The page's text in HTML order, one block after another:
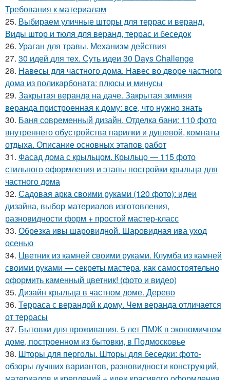
Требования к материалам
25. Выбираем уличные шторы для террас и веранд.
Виды штор и тюля для веранд, террас и беседок
26. Ураган для травы. Механизм действия
27. 30 идей для тех. Суть идеи 30 Days Challenge
28. Навесы для частного дома. Навес во дворе частного
дома из поликарбоната: плюсы и минусы
29. Закрытая веранда на даче. Закрытая зимняя
веранда пристроенная к дому: все, что нужно знать
30. Баня современный дизайн. Отделка бани: 110 фото
внутреннего обустройства парилки и душевой, комнаты
отдыха. Описание основных этапов работ
31. Фасад дома с крыльцом. Крыльцо — 115 фото
стильного оформления и этапы постройки крыльца для
частного дома
32. Садовая арка своими руками (120 фото): идеи
дизайна, выбор материалов изготовления,
разновидности форм + простой мастер-класс
33. Обрезка ивы шаровидной. Шаровидная ива уход
осенью
34. Цветник из камней своими руками. Клумба из камней
своими руками — секреты мастера, как самостоятельно
оформить каменный цветник! (фото и видео)
35. Дизайн крыльца в частном доме. Дерево
36. Терраса с верандой к дому. Чем веранда отличается
от террасы
37. Бытовки для проживания. 5 лет ПМЖ в экономичном
доме, построенном из бытовки, в Подмосковье
38. Шторы для перголы. Шторы для беседки: фото-
обзоры лучших вариантов, разновидности конструкций,